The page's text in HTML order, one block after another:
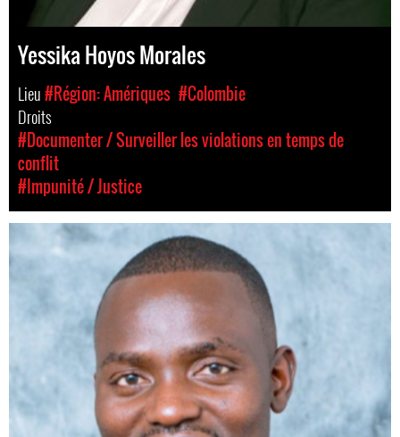
Yessika Hoyos Morales
Lieu#Région: Amériques #Colombie
Droits
#Documenter / Surveiller les violations en temps de
conflit
#Impunité / Justice